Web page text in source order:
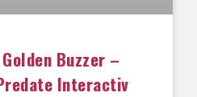
Buzzer –
Interactiv